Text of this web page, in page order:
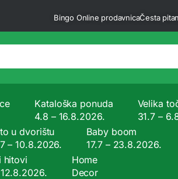
Bingo Online prodavnicaČesta
Kataloška ponuda
4.8 – 16.8.2026.
Velika
31.7 –
u dvorištu
– 10.8.2026.
Baby boom
17.7 – 23.8.2026.
hitovi
Home
Decor